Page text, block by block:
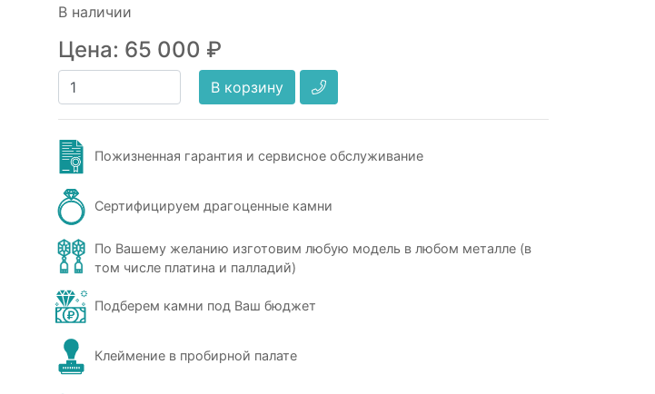
В наличии
Цена: 65 000 ₽
В корзину
Пожизненная гарантия и сервисное обслуживание
Сертифицируем драгоценные камни
По Вашему желанию изготовим любую модель в любом металле (в
том числе платина и палладий)
Подберем камни под Ваш бюджет
Клеймение в пробирной палате